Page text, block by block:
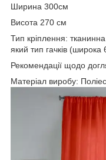
Ширина 300см
Висота 270 см
Тип кріплення:
який тип гачків (широка
Рекомендації щодо
Матеріал виробу: